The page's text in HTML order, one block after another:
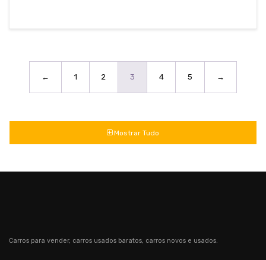
← 1 2 3 4 5 →
Mostrar Tudo
Carros para vender, carros usados baratos, carros novos e usados.